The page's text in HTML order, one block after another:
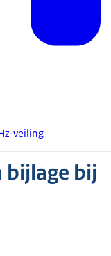
veiling
bijlage bij